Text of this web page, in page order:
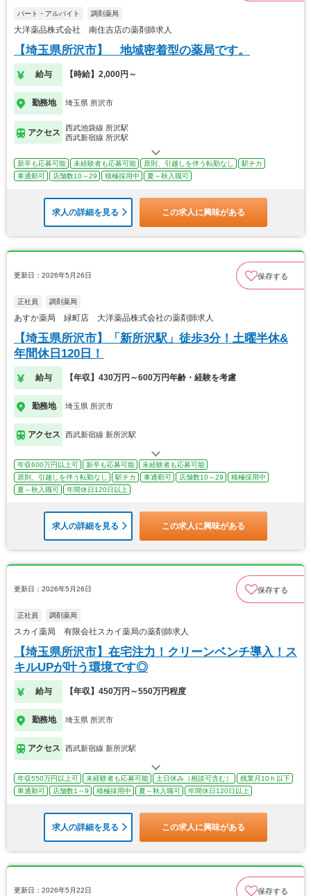
パート・アルバイト 調剤薬局
大洋薬品株式会社 南住吉店の薬剤師求人
【埼玉県所沢市】 地域密着型の薬局です。
給与 【時給】2,000円～
勤務地 埼玉県 所沢市
アクセス
西武池袋線 所沢駅
西武新宿線 所沢駅
新卒も応募可能 未経験者も応募可能 原則、引越しを伴う転勤なし
駅チカ
車通勤可
店舗数10～29 積極採用中 夏～秋入職可
求人の詳細を見る この求人に興味がある
更新日：2026年5月26日 保存する
正社員 調剤薬局
あすか薬局 緑町店 大洋薬品株式会社の薬剤師求人
【埼玉県所沢市】「新所沢駅」徒歩3分！土曜半休&
年間休日120日！
給与 【年収】430万円～600万円年齢・経験を考慮
勤務地 埼玉県 所沢市
アクセス 西武新宿線 新所沢駅
年収600万円以上可 新卒も応募可能
未経験者も応募可能
原則、引越しを伴う転勤なし
駅チカ 車通勤可 店舗数10～29
積極採用中
夏～秋入職可
年間休日120日以上
求人の詳細を見る この求人に興味がある
更新日：2026年5月26日 保存する
正社員 調剤薬局
スカイ薬局 有限会社スカイ薬局の薬剤師求人
【埼玉県所沢市】在宅注力！クリーンベンチ導入！ス
キルUPが叶う環境です◎
給与 【年収】450万円～550万円程度
勤務地 埼玉県 所沢市
アクセス 西武新宿線 新所沢駅
年収550万円以上可 未経験者も応募可能 土日休み（相談可含む）
残業月10ｈ以下
車通勤可
店舗数1～9 積極採用中 夏～秋入職可 年間休日120日以上
求人の詳細を見る この求人に興味がある
更新日：2026年5月22日 保存する